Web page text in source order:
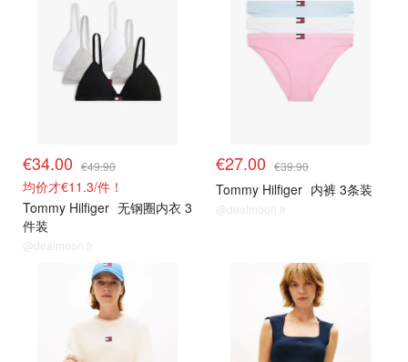
€34.00 €49.90
均价才€11.3/件！
Tommy Hilfiger 无钢圈内衣 3
件装
@dealmoon.fr
€27.00 €39.90
Tommy Hilfiger 内裤 3条装
@dealmoon.fr